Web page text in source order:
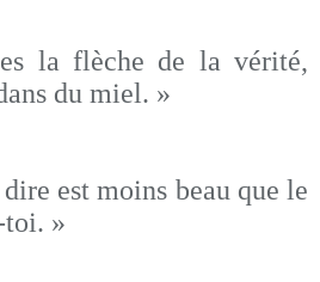
la flèche de la vérité,
du miel. »
est moins beau que le
toi. »